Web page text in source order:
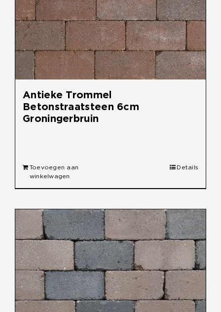
Antieke Trommel
Betonstraatsteen 6cm
Groningerbruin
Toevoegen aan
winkelwagen
Details